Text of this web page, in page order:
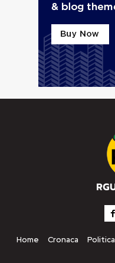
Home Cronaca Politica